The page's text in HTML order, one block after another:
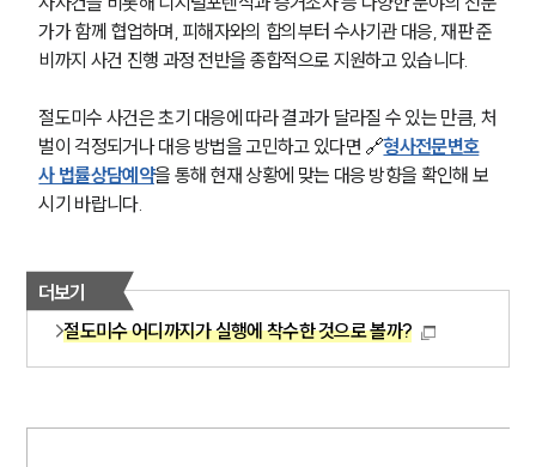
가가 함께 협업하며, 피해자와의 합의부터 수사기관 대응, 재판 준
비까지 사건 진행 과정 전반을 종합적으로 지원하고 있습니다.
절도미수 사건은 초기 대응에 따라 결과가 달라질 수 있는 만큼, 처
벌이 걱정되거나 대응 방법을 고민하고 있다면 🔗형사전문변호
사 법률상담예약을 통해 현재 상황에 맞는 대응 방향을 확인해 보
시기 바랍니다.
더보기
절도미수 어디까지가 실행에 착수한 것으로 볼까?